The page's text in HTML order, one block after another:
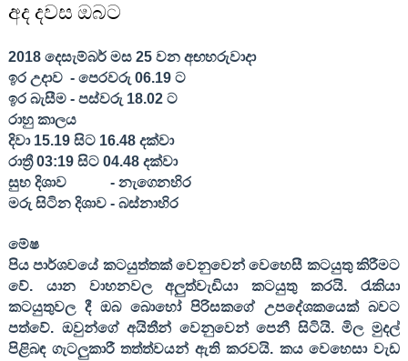
අද දවස ඔබට
2018දෙසැම්බර් මස 25වන අඟහරුවාදා
ඉර උදාව - පෙරවරු 06.19ට
ඉර බැසීම - පස්වරු 18.02ට
රාහු කාලය
දිවා 15.19සිට 16.48දක්වා
රාත්‍රී03:19සිට 04.48දක්වා
සුභ දිශාව
- නැගෙනහිර
මරු සිටින දිශාව - බස්නාහිර
මේෂ
පිය පාර්ශවයේ කටයුත්තක් වෙනුවෙන් වෙහෙසී කටයුතු කිරීමට
වේ. යාන වාහනවල අලුත්වැඩියා කටයුතු කරයි. රැකියා
කටයුතුවල දී ඔබ බොහෝ පිරිසකගේ උපදේශකයෙක් බවට
පත්වේ. ඔවුන්ගේ අයිතීන් වෙනුවෙන් පෙනී සිටියි. මිල මුදල්
පිළිබඳ ගැටලුකාරී තත්ත්වයන් ඇති කරවයි. කය වෙහෙසා වැඩ